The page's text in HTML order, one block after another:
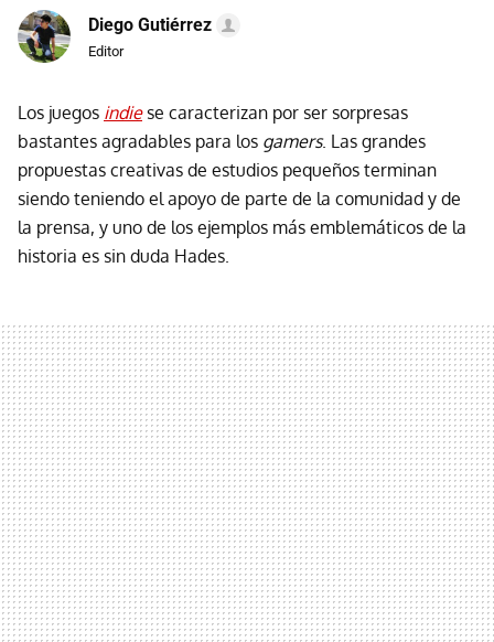
Diego Gutiérrez
Editor
Los juegos indie se caracterizan por ser sorpresas
bastantes agradables para los gamers. Las grandes
propuestas creativas de estudios pequeños terminan
siendo teniendo el apoyo de parte de la comunidad y de
la prensa, y uno de los ejemplos más emblemáticos de la
historia es sin duda Hades.